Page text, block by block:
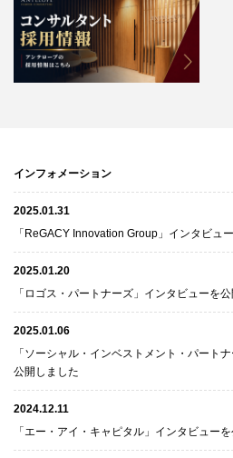
インフォメーション
2025.01.31
「ReGACY Innovation Group」インタビュ
2025.01.20
「ロゴス・パートナーズ」インタビューを
2025.01.06
「ソーシャル・インベストメント・パート
公開しました
2024.12.11
「エー・アイ・キャピタル」インタビュー